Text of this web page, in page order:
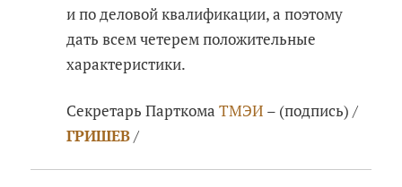
и по деловой квалификации, а поэтому
дать всем четерем положительные
характеристики.
Секретарь ПарткомаТМЭИ – (подпись) /
ГРИШЕВ/